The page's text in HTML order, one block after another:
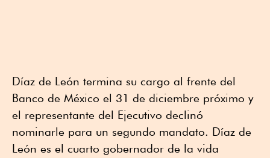
Díaz de León termina su cargo al frente del
Banco de México el 31 de diciembre próximo y
el representante del Ejecutivo declinó
nominarle para un segundo mandato. Díaz de
León es el cuarto gobernador de la vida